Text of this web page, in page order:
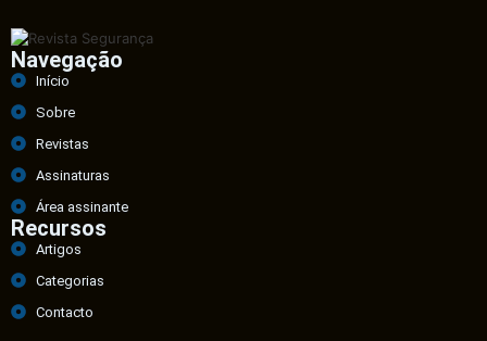
Navegação
Início
Sobre
Revistas
Assinaturas
Área assinante
Recursos
Artigos
Categorias
Contacto